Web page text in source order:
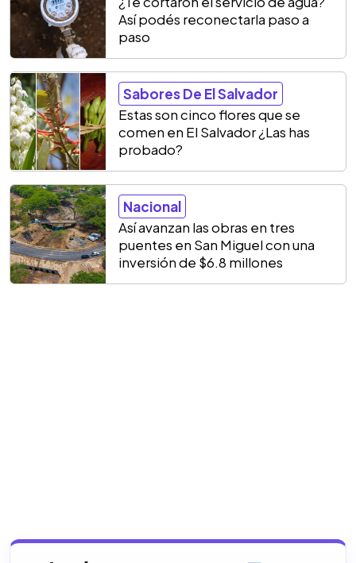
Así podés reconectarla paso a
paso
Sabores De El Salvador
Estas son cinco flores que se
comen en El Salvador ¿Las has
probado?
Nacional
Así avanzan las obras en tres
puentes en San Miguel con una
inversión de $6.8 millones